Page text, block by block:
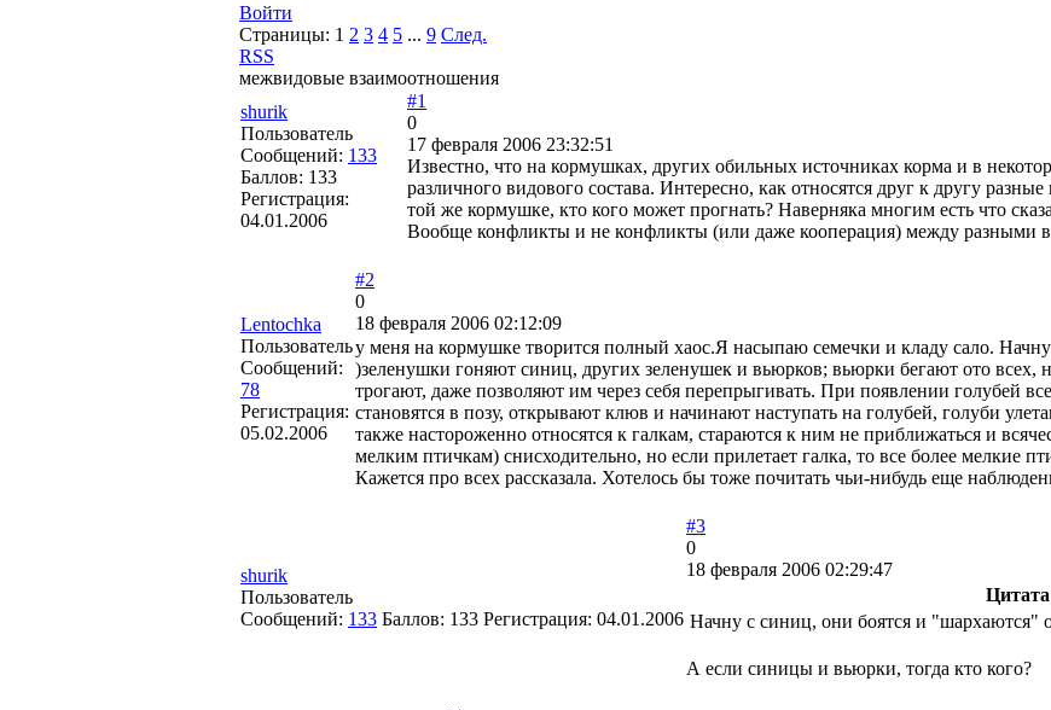
Войти
Страницы: 1 2 3 4 5 ... 9 След.
RSS
межвидовые взаимоотношения
shurik
Пользователь
Сообщений: 133
Баллов: 133
Регистрация:
04.01.2006
#1
0
17 февраля 2006 23:32:51
Известно, что на кормушках, других обильных источниках корма и в
различного видового состава. Интересно, как относятся друг к другу
той же кормушке, кто кого может прогнать? Наверняка многим есть что
Вообще конфликты и не конфликты (или даже кооперация) между разными
Lentochka
Пользователь
Сообщений:
78
Регистрация:
05.02.2006
#2
0
18 февраля 2006 02:12:09
у меня на кормушке творится полный хаос.Я насыпаю семечки и кладу сало.
)зеленушки гоняют синиц, других зеленушек и вьюрков; вьюрки бегают ото всех,
трогают, даже позволяют им через себя перепрыгивать. При появлении голубей
становятся в позу, открывают клюв и начинают наступать на голубей, голуби
также настороженно относятся к галкам, стараются к ним не приближаться и
мелким птичкам) снисходительно, но если прилетает галка, то все более мелкие
Кажется про всех рассказала. Хотелось бы тоже почитать чьи-нибудь еще
shurik
Пользователь
Сообщений: 133 Баллов: 133 Регистрация: 04.01.2006
#3
0
18 февраля 2006 02:29:47
Цитата
Начну с синиц, они боятся и "шархаются"
А если синицы и вьюрки, тогда кто кого?